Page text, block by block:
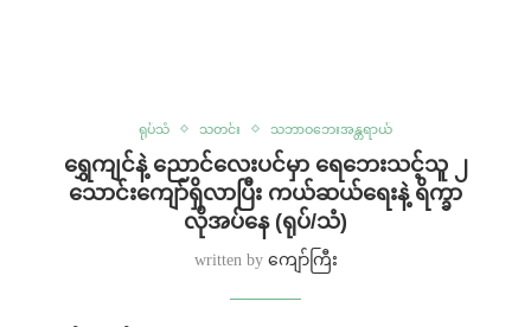
ရုပ်သံ သတင်း သဘာဝဘေးအန္တရာယ်
ရွှေကျင်နဲ့ ညောင်လေးပင်မှာ ရေဘေးသင့်သူ ၂
သောင်းကျော်ရှိလာပြီး ကယ်ဆယ်ရေးနဲ့ ရိက္ခာ
လိုအပ်နေ (ရုပ်/သံ)
written by ကျော်ကြီး